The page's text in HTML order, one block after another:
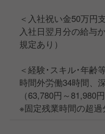
＜入社祝い金50万円
入社日翌月分の給与
規定あり）
＜経験･スキル･年齢
時間外労働34時間、
（63,780円～81,980
※固定残業時間の超